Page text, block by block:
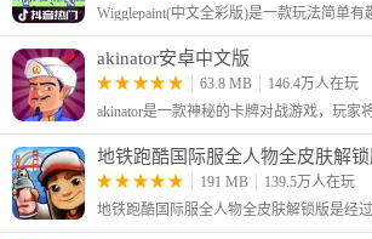
akinator安卓中文版
63.8 MB
146.4万人在玩
地铁跑酷国际服全人物全皮肤解锁
191 MB
139.5万人在玩